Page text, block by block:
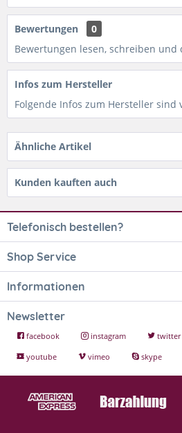
Bewertungen
0
Bewertungen lesen, schreiben und
Infos zum Hersteller
Folgende Infos zum Hersteller sind
Ähnliche Artikel
Kunden kauften auch
Telefonisch bestellen?
Shop Service
Informationen
Newsletter
facebook instagram
twitter
youtube
vimeo skype